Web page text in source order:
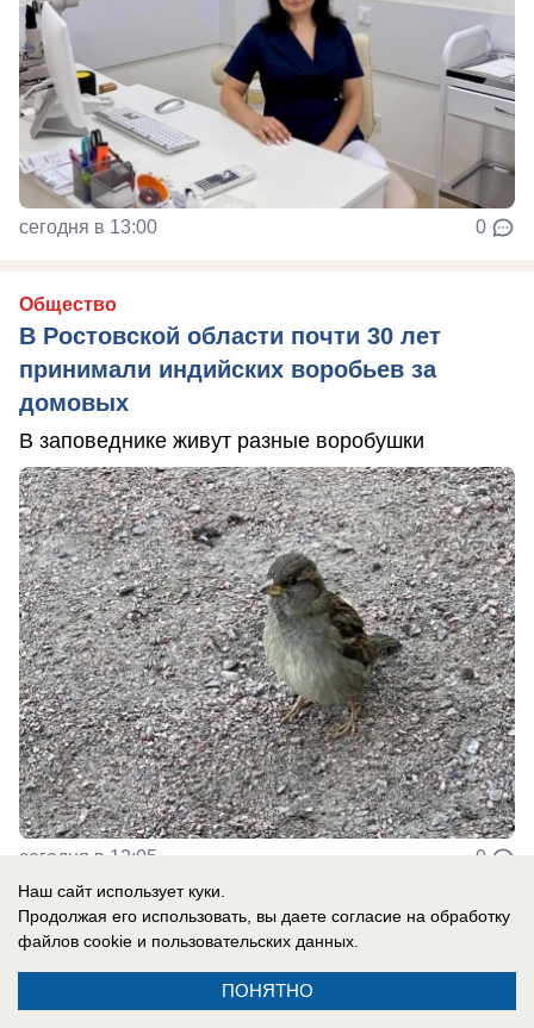
сегодня в 13:00 0
Общество
В Ростовской области почти 30 лет
принимали индийских воробьев за
домовых
В заповеднике живут разные воробушки
сегодня в 12:05 0
Общество
Проект новой дороги между
Таганрогской и Доватора в Ростове не
Наш сайт использует куки.
Продолжая его использовать, вы даете согласие на обработку
файлов cookie и пользовательских данных.
ПОНЯТНО